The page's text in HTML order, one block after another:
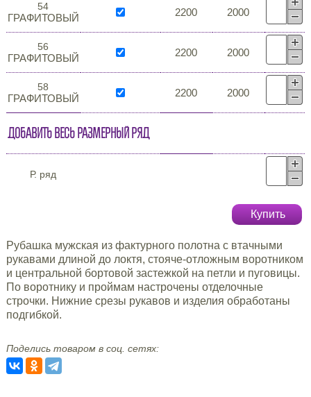
54
ГРАФИТОВЫЙ 2200 2000
56
ГРАФИТОВЫЙ 2200 2000
58
ГРАФИТОВЫЙ 2200 2000
Добавить весь размерный ряд
Р. ряд
Купить
Рубашка мужская из фактурного полотна с втачными
рукавами длиной до локтя, стояче-отложным воротником
и центральной бортовой застежкой на петли и пуговицы.
По воротнику и проймам настрочены отделочные
строчки. Нижние срезы рукавов и изделия обработаны
подгибкой.
Поделись товаром в соц. сетях: